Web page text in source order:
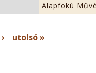
Alapfokú
utolsó »